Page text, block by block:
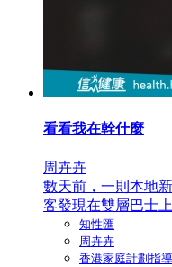
看看我在幹什麼
周卉卉
數天前，一則本地
客發現在雙層巴士
知性匯
周卉卉
香港家庭計劃指